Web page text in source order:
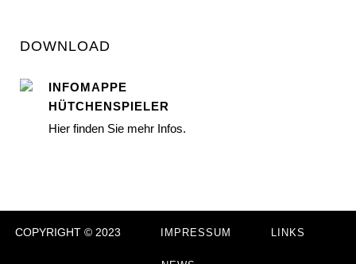
DOWNLOAD
INFOMAPPE
HÜTCHENSPIELER
Hier finden Sie mehr Infos.
COPYRIGHT © 2023 IMPRESSUM LINKS